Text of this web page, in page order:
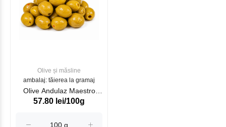
Olive și măsline
ambalaj: tăierea la gramaj
Olive Andulaz Maestro
Aceituneros RO4250 Brut
57.80 lei/100g